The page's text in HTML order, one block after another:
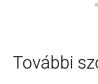
További